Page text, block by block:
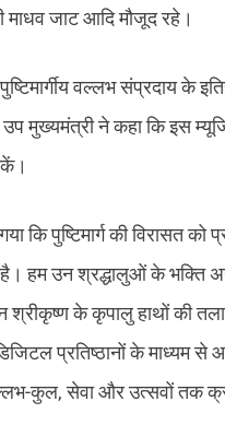
माधव जाट आदि मौजूद रहे।
वल्लभ संप्रदाय के
उप मुख्यमंत्री ने कहा कि इस
कि पुष्टिमार्ग की विरासत
है। हम उन श्रद्धालुओं के भक्ति
श्रीकृष्ण के कृपालु हाथों की
प्रतिष्ठानों के माध्यम से
कुल, सेवा और उत्सवों तक